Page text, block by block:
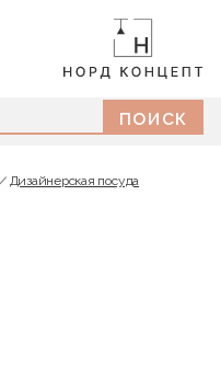
Дизайнерская посуда